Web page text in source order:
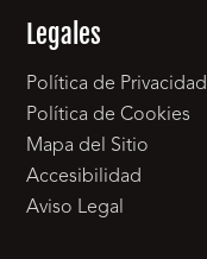
Legales
Política de Privacidad
Política de Cookies
Mapa del Sitio
Accesibilidad
Aviso Legal